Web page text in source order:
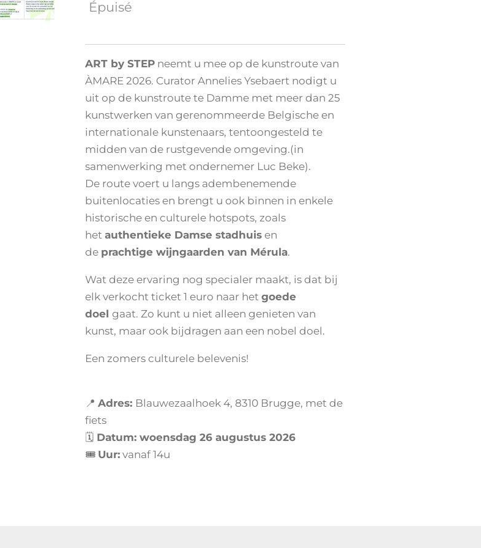
Épuisé
ART by STEP neemt u mee op de kunstroute van
ÀMARE 2026. Curator Annelies Ysebaert nodigt u
uit op de kunstroute te Damme met meer dan 25
kunstwerken van gerenommeerde Belgische en
internationale kunstenaars, tentoongesteld te
midden van de rustgevende omgeving.(in
samenwerking met ondernemer Luc Beke).
De route voert u langs adembenemende
buitenlocaties en brengt u ook binnen in enkele
historische en culturele hotspots, zoals
het authentieke Damse stadhuis en
de prachtige wijngaarden van Mérula.
Wat deze ervaring nog specialer maakt, is dat bij
elk verkocht ticket 1 euro naar het goede
doel gaat. Zo kunt u niet alleen genieten van
kunst, maar ook bijdragen aan een nobel doel.
Een zomers culturele belevenis!
📍 Adres: Blauwezaalhoek 4, 8310 Brugge, met de
fiets
🗓 Datum: woensdag 26 augustus 2026
🎟 Uur: vanaf 14u